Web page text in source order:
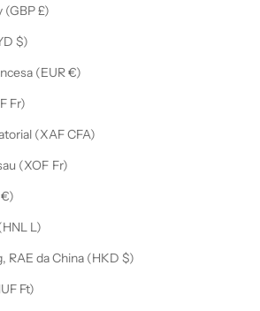
Guernesey (GBP £)
Guiana (GYD $)
Guiana Francesa (EUR €)
Guiné (GNF Fr)
Guiné Equatorial (XAF CFA)
Guiné-Bissau (XOF Fr)
Haiti (EUR €)
Honduras (HNL L)
Hong Kong, RAE da China (HKD $)
Hungria (HUF Ft)